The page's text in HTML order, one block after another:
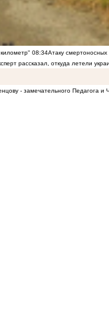
08:34Атаку
рассказал, откуда летели
- замечательного Педагога и